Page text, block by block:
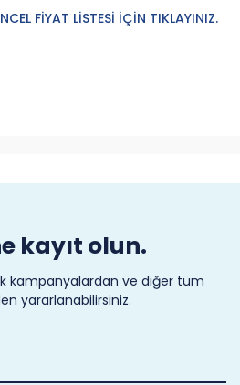
FİYAT LİSTESİ İÇİN TIKLAYINIZ.
kayıt olun.
kampanyalardan ve diğer tüm
yararlanabilirsiniz.